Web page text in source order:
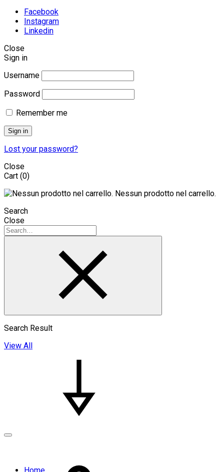
Facebook
Instagram
Linkedin
Close
Sign in
Username
Password
Remember me
Sign in
Lost your password?
Close
Cart (0)
Nessun prodotto nel carrello.
Search
Close
Search Result
View All